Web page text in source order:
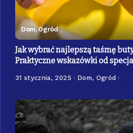
Dom, Ogród
Jak wybrać najlepszą taśmę
Praktyczne wskazówki od
31 stycznia, 2025 Dom, Ogród